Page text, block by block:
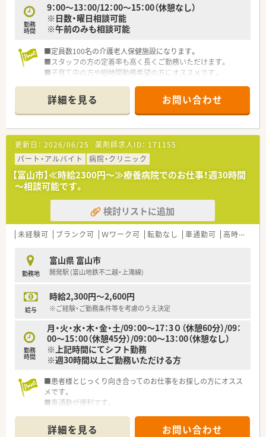
勤務
時間
9：00～13：00/12：00～15：00（休憩なし）
※日数・曜日相談可能
※午前のみも相談可能
■定員数100名の介護老人保健施設になります。
■スタッフの方の定着率も高く長くご勤務いただけます。
■子育て中の方や短時間勤務希望の方にオススメです。
詳細を見る お問い合わせ
更新日： 2026/06/25 薬剤師求人ID： 171155
パート・アルバイト
病院・クリニック
【富山市】≪時給2300円～≫療養病院でのお仕事！週30時間
～相談可能です。
検討リストに追加
未経験可 ブランク可 Ｗワーク可 転勤なし 車通勤可 高時給(2,500円以上)
勤務地
富山県 富山市
開発駅 (富山地鉄不二越・上滝線)
給与
時給2,300円～2,600円
※ご経験・ご勤務条件等を考慮のうえ決定
勤務
時間
月・火・水・木・金・土/09：00～17：3０（休憩60分）/09：
00～15：00（休憩45分）/09：00～13：00（休憩なし）
※上記時間にてシフト勤務
※週30時間以上ご勤務いただける方
■患者様とじっくり向き合ってのお仕事をお探しの方にオスス
メです。
■車通勤が便利です。
詳細を見る お問い合わせ